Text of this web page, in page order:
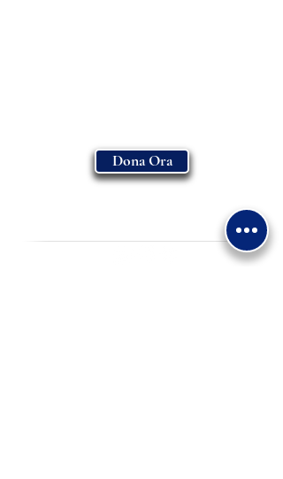
Dona Ora
ENTE FILANTROPICO E.T.S